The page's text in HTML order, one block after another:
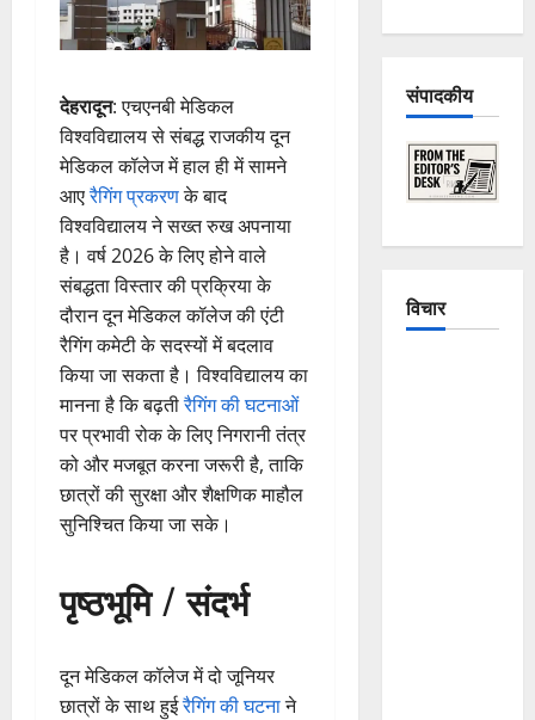
देहरादून: एचएनबी मेडिकल
विश्वविद्यालय से संबद्ध राजकीय दून
मेडिकल कॉलेज में हाल ही में सामने
आएरैगिंग प्रकरणके बाद
विश्वविद्यालय ने सख्त रुख अपनाया
है। वर्ष 2026 के लिए होने वाले
संबद्धता विस्तार की प्रक्रिया के
दौरान दून मेडिकल कॉलेज की एंटी
रैगिंग कमेटी के सदस्यों में बदलाव
किया जा सकता है। विश्वविद्यालय का
मानना है कि बढ़तीरैगिंग की घटनाओं
पर प्रभावी रोक के लिए निगरानी तंत्र
को और मजबूत करना जरूरी है, ताकि
छात्रों की सुरक्षा और शैक्षणिक माहौल
सुनिश्चित किया जा सके।
पृष्ठभूमि / संदर्भ
दून मेडिकल कॉलेज में दो जूनियर
छात्रों के साथ हुईरैगिंग की घटनाने
संपादकीय
विचार